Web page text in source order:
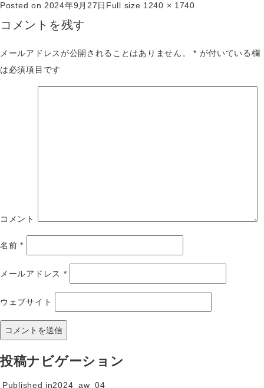
Posted on 2024年9月27日 Full size 1240 × 1740
コメントを残す
メールアドレスが公開されることはありません。 * が付いている欄
は必須項目です
コメント
名前*
メールアドレス *
ウェブサイト
投稿ナビゲーション
Published in2024_aw_04